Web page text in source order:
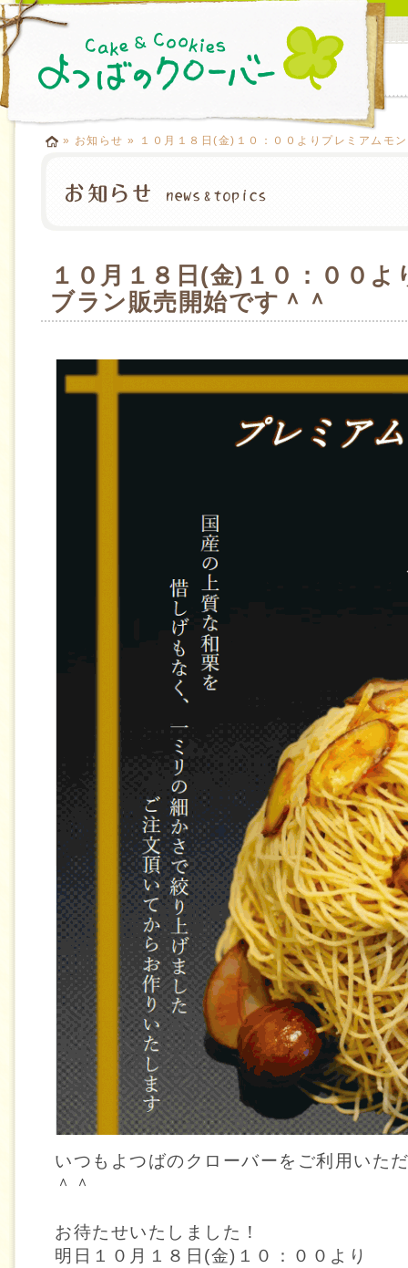
» お知らせ » １０月１８日(金)１０：００よりプレミアムモ
１０月１８日(金)１０：００
ブラン販売開始です＾＾
いつもよつばのクローバーをご利用いた
＾＾
お待たせいたしました！
明日１０月１８日(金)１０：００より